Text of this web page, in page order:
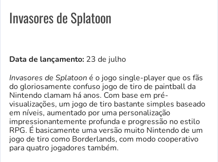
Invasores de Splatoon
Data de lançamento: 23 de julho
Invasores de Splatoon é o jogo single-player que os fãs
do gloriosamente confuso jogo de tiro de paintball da
Nintendo clamam há anos. Com base em pré-
visualizações, um jogo de tiro bastante simples baseado
em níveis, aumentado por uma personalização
impressionantemente profunda e progressão no estilo
RPG. É basicamente uma versão muito Nintendo de um
jogo de tiro como Borderlands, com modo cooperativo
para quatro jogadores também.